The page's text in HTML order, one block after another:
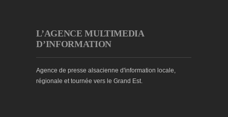
L’AGENCE MULTIMEDIA
D’INFORMATION
Agence de presse alsacienne d'information locale,
régionale et tournée vers le Grand Est.